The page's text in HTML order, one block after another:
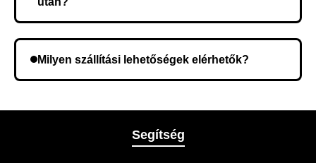
meg a rendelést.
Milyen szállítási lehetőségek elérhetők?
legmegfelelőbb szállítási módot.
Segítség